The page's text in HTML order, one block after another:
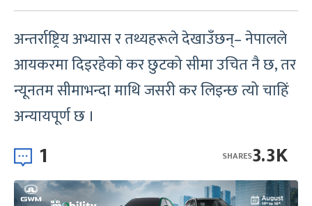
अन्तर्राष्ट्रिय अभ्यास र तथ्यहरूले देखाउँछन्– नेपालले
आयकरमा दिइरहेको कर छुटको सीमा उचित नै छ, तर
न्यूनतम सीमाभन्दा माथि जसरी कर लिइन्छ त्यो चाहिं
अन्यायपूर्ण छ ।
1 3.3K
SHARES